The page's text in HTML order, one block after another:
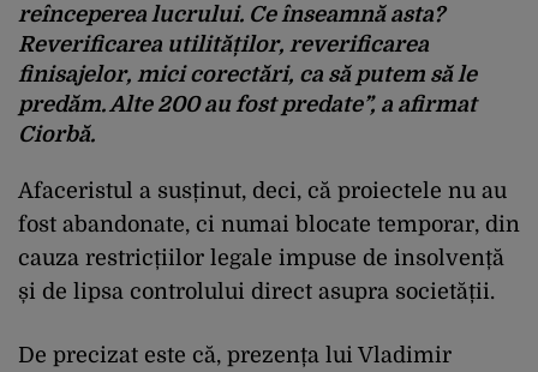
reînceperea lucrului. Ce înseamnă asta?
Reverificarea utilităților, reverificarea
finisajelor, mici corectări, ca să putem săle
predăm. Alte 200 au fostpredate”, a afirmat
Ciorbă.
Afaceristul a susținut, deci, că proiectele nu au
fost abandonate, ci numai blocate temporar, din
cauza restricțiilor legale impuse de insolvență
și de lipsa controlului direct asupra societății.
De precizat este că, prezența lui Vladimir